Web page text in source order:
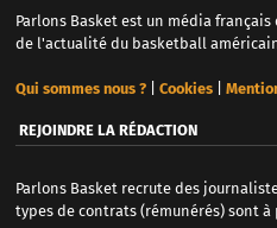
Parlons Basket est un média
de l'actualité du basketball
Qui sommes nous ?| Cookies|
REJOINDRE LA RÉDACTION
Parlons Basket recrute des
types de contrats (rémunérés) sont